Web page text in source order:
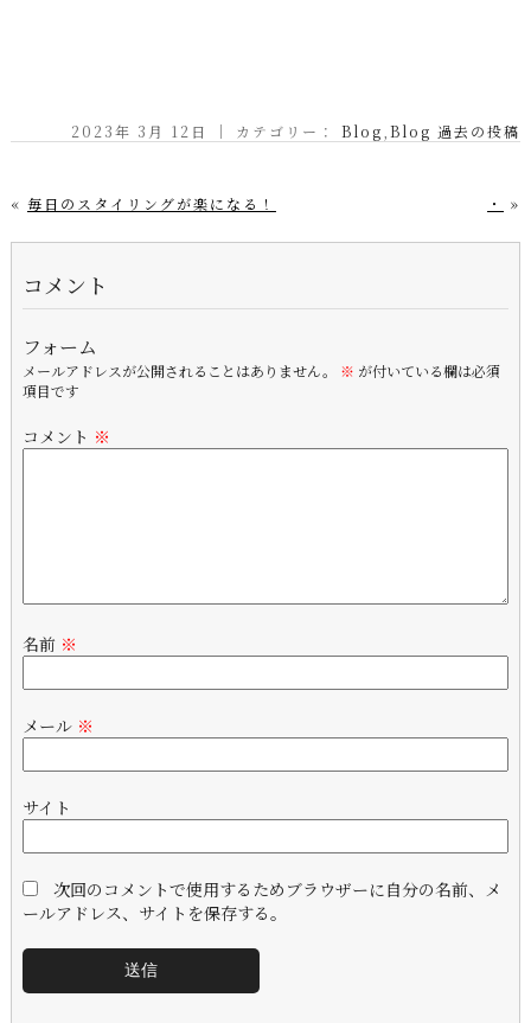
2023年 3月 12日 ｜ カテゴリー：Blog ,Blog 過去の投稿
« 毎日のスタイリングが楽になる！ ・ »
コメント
フォーム
メールアドレスが公開されることはありません。 ※ が付いている欄は必須
項目です
コメント ※
名前 ※
メール ※
サイト
次回のコメントで使用するためブラウザーに自分の名前、メ
ールアドレス、サイトを保存する。